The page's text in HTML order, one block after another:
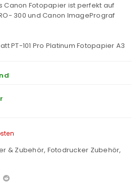
Canon Fotopapier ist perfekt auf
300 und Canon ImagePrograf
PT-101 Pro Platinum Fotopapier A3
& Zubehör, Fotodrucker Zubehör,